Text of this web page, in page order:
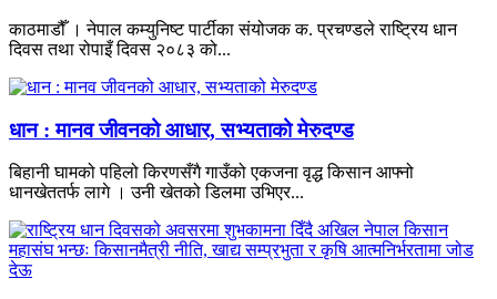
काठमाडौँ । नेपाल कम्युनिष्ट पार्टीका संयोजक क. प्रचण्डले राष्ट्रिय धान
दिवस तथा रोपाइँ दिवस २०८३ को...
धान : मानव जीवनको आधार, सभ्यताको मेरुदण्ड
बिहानी घामको पहिलो किरणसँगै गाउँको एकजना वृद्ध किसान आफ्नो
धानखेततर्फ लागे । उनी खेतको डिलमा उभिएर...